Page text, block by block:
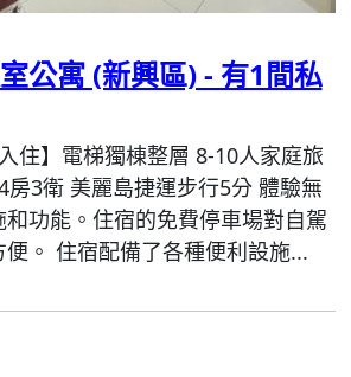
公寓 (新興區) - 有1間私
住】電梯獨棟整層 8-10人家庭旅
房3衛 美麗島捷運步行5分 體驗無
功能。住宿的免費停車場對自駕
。 住宿配備了各種便利設施...